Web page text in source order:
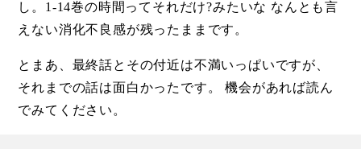
し。1-14巻の時間ってそれだけ?みたいな なんとも言
えない消化不良感が残ったままです。
とまあ、最終話とその付近は不満いっぱいですが、
それまでの話は面白かったです。 機会があれば読ん
でみてください。